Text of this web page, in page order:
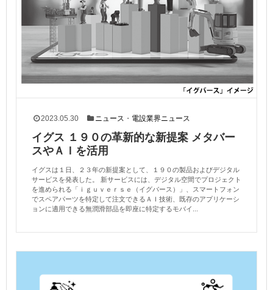
2023.05.30 ニュース ・ 電設業界ニュース
イグス １９０の革新的な新提案 メタバー
スやＡＩを活用
イグスは１日、２３年の新提案として、１９０の製品およびデジタル
サービスを発表した。 新サービスには、デジタル空間でプロジェクト
を進められる「ｉｇｕｖｅｒｓｅ（イグバース）」、スマートフォン
でスペアパーツを特定して注文できるＡＩ技術、既存のアプリケーシ
ョンに適用できる無潤滑部品を即座に特定するモバイ...